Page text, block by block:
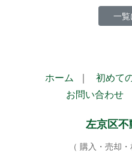
一覧
ホーム ｜ 初めて
お問い合わせ
左京区不
（ 購入・売却